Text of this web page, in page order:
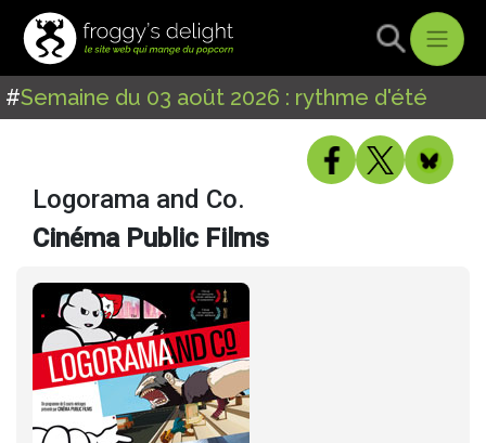
#Semaine du 03 août 2026 : rythme d'été
Logorama and Co.
Cinéma Public Films